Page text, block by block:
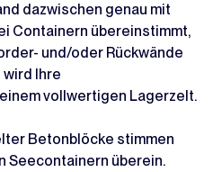
dazwischen genau mit
Containern übereinstimmt,
und/oder Rückwände
Ihre
vollwertigen Lagerzelt.
Betonblöcke stimmen
Seecontainern überein.